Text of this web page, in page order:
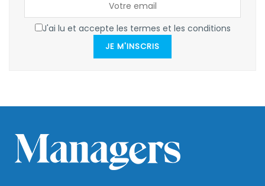
J'ai lu et accepte les termes et les conditions
JE M'INSCRIS